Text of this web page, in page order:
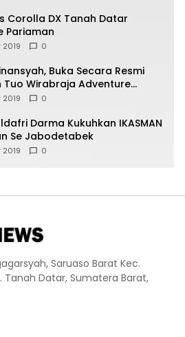
Corolla DX Tanah Datar
Pariaman
0
Buka Secara Resmi
Tuo Wirabraja Adventure
0
Darma Kukuhkan IKASMAN
Se Jabodetabek
0
Saruaso Barat Kec.
Tanah Datar, Sumatera Barat,